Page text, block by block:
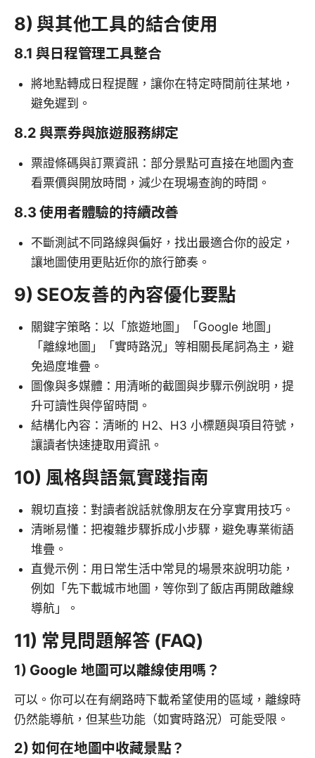
8) 與其他工具的結合使用
8.1 與日程管理工具整合
將地點轉成日程提醒，讓你在特定時間前往某地，
避免遲到。
8.2 與票券與旅遊服務綁定
票證條碼與訂票資訊：部分景點可直接在地圖內查
看票價與開放時間，減少在現場查詢的時間。
8.3 使用者體驗的持續改善
不斷測試不同路線與偏好，找出最適合你的設定，
讓地圖使用更貼近你的旅行節奏。
9) SEO友善的內容優化要點
關鍵字策略：以「旅遊地圖」「Google 地圖」
「離線地圖」「實時路況」等相關長尾詞為主，避
免過度堆疊。
圖像與多媒體：用清晰的截圖與步驟示例說明，提
升可讀性與停留時間。
結構化內容：清晰的 H2、H3 小標題與項目符號，
讓讀者快速捷取用資訊。
10) 風格與語氣實踐指南
親切直接：對讀者說話就像朋友在分享實用技巧。
清晰易懂：把複雜步驟拆成小步驟，避免專業術語
堆疊。
直覺示例：用日常生活中常見的場景來說明功能，
例如「先下載城市地圖，等你到了飯店再開啟離線
導航」。
11) 常見問題解答 (FAQ)
1) Google 地圖可以離線使用嗎？
可以。你可以在有網路時下載希望使用的區域，離線時
仍然能導航，但某些功能（如實時路況）可能受限。
2) 如何在地圖中收藏景點？